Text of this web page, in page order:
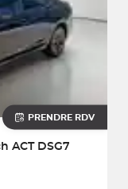
PRENDRE RDV
ACT DSG7